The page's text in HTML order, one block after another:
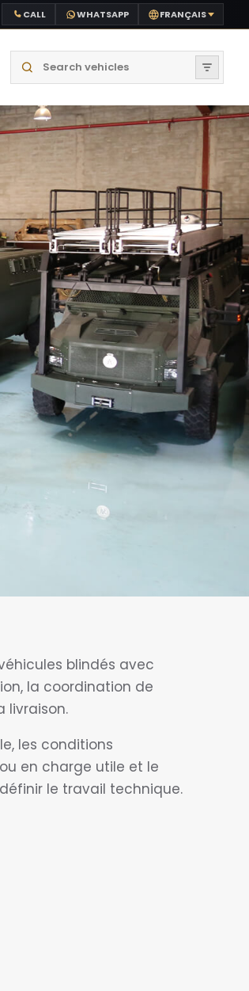
CALL WHATSAPP FRANÇAIS
Search vehicles
blindés avec
la coordination de
livraison.
les conditions
en charge utile et le
le travail technique.